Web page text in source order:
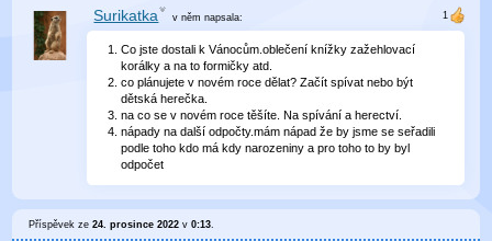
Surikatka v něm napsala:
Co jste dostali k Vánocům.oblečení knížky zažehlovací
korálky a na to formičky atd.
co plánujete v novém roce dělat? Začít spívat nebo být
dětská herečka.
na co se v novém roce těšíte. Na spívání a herectví.
nápady na další odpočty.mám nápad že by jsme se seřadili
podle toho kdo má kdy narozeniny a pro toho to by byl
odpočet
Příspěvek ze24. prosince 2022 v0:13.